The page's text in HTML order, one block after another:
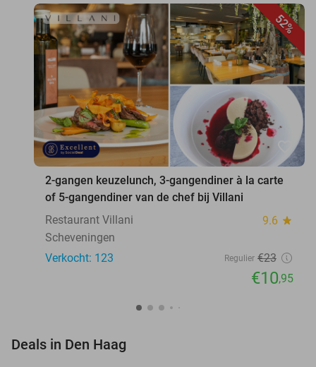
52%
2-gangen keuzelunch, 3-gangendiner à la carte
of 5-gangendiner van de chef bij Villani
Restaurant Villani
9.6 star
Scheveningen
Verkocht: 123
Regulier €23
€10,95
Deals in Den Haag